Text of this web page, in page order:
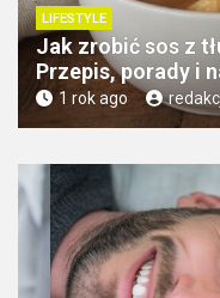
LIFESTYLE
Jak zrobić sos z
Przepis, porady i
1 rok ago